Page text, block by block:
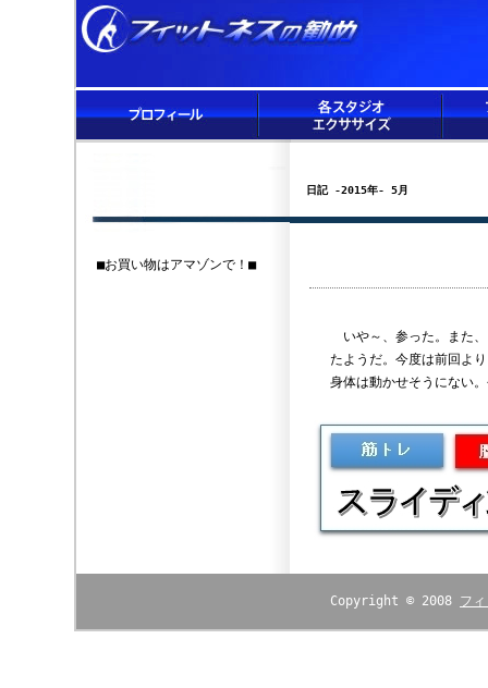
■お買い物はアマゾンで！■
日記 -2015年- 5月
いや～、参った。また、
たようだ。今度は前回よ
身体は動かせそうにない
Copyright © 2008 フ